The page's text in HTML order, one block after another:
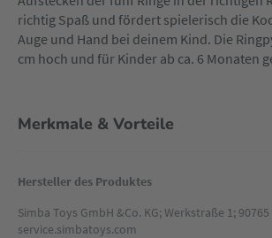
richtig Spaß und fördert spielerisch die
Auge und Hand bei deinem Kind. Die
cm hoch und für Kinder ab ca. 6 Monaten
Merkmale & Vorteile
Hersteller des Produktes
Simba Toys GmbH &Co. KG; Werkstraße 1;
service.simbatoys.com